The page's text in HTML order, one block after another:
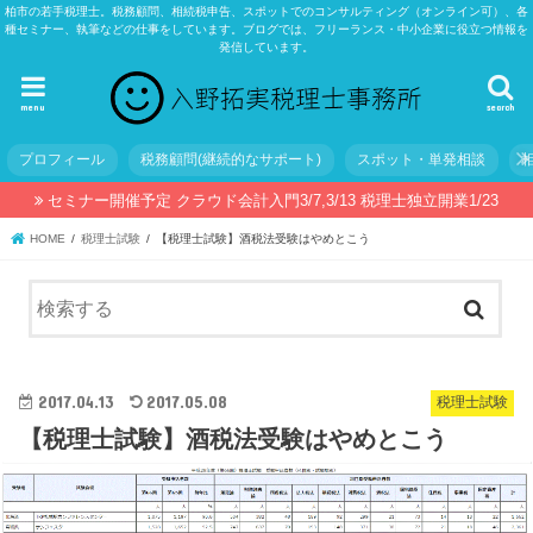
柏市の若手税理士。税務顧問、相続税申告、スポットでのコンサルティング（オンライン可）、各
種セミナー、執筆などの仕事をしています。ブログでは、フリーランス・中小企業に役立つ情報を
発信しています。
search
menu
プロフィール 税務顧問(継続的なサポート) スポット・単発相談
セミナー開催予定 クラウド会計入門3/7,3/13 税理士独立開業1/23
HOME 税理士試験 【税理士試験】酒税法受験はやめとこう
税理士試験
2017.04.13 2017.05.08
【税理士試験】酒税法受験はやめとこう